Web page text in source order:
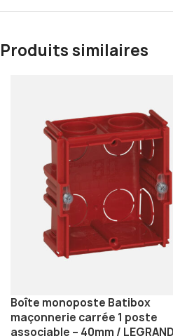
Produits similaires
Boîte monoposte Batibox
maçonnerie carrée 1 poste
associable – 40mm / LEGRAND